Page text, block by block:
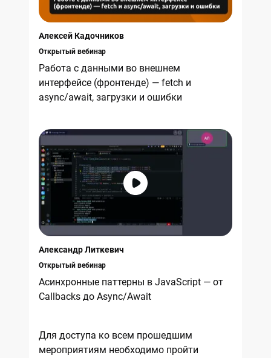
Алексей Кадочников
Открытый вебинар
Работа с данными во внешнем
интерфейсе (фронтенде) — fetch и
async/await, загрузки и ошибки
Александр Литкевич
Открытый вебинар
Асинхронные паттерны в JavaScript — от
Callbacks до Async/Await
Для доступа ко всем прошедшим
мероприятиям необходимо пройти